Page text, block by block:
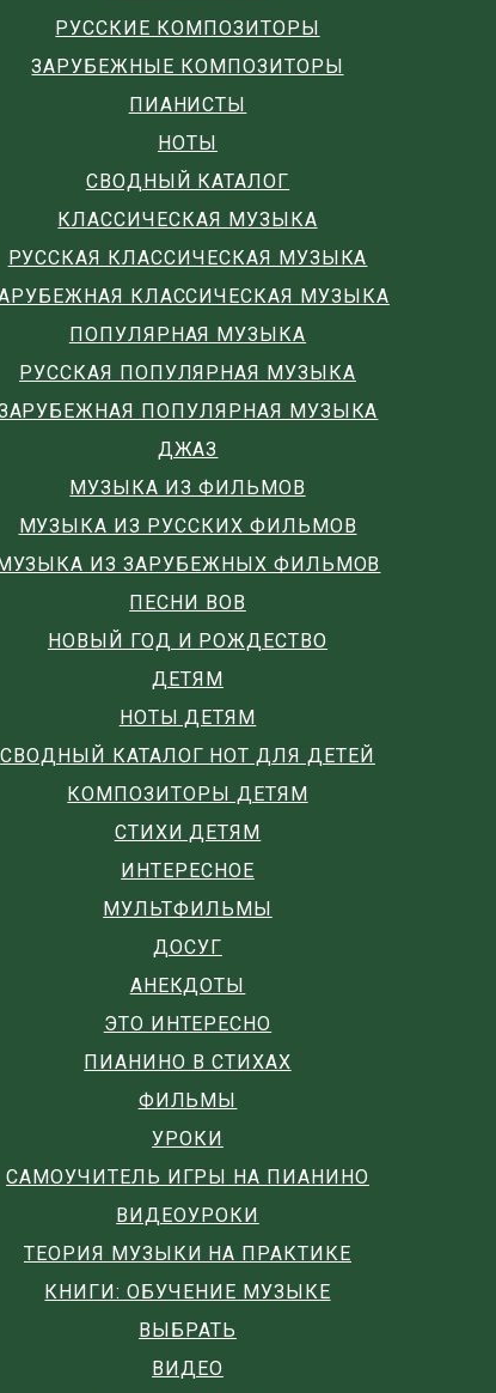
РУССКИЕ КОМПОЗИТОРЫ
ЗАРУБЕЖНЫЕ КОМПОЗИТОРЫ
ПИАНИСТЫ
НОТЫ
СВОДНЫЙ КАТАЛОГ
КЛАССИЧЕСКАЯ МУЗЫКА
РУССКАЯ КЛАССИЧЕСКАЯ МУЗЫКА
КЛАССИЧЕСКАЯ МУЗЫКА
ПОПУЛЯРНАЯ МУЗЫКА
РУССКАЯ ПОПУЛЯРНАЯ МУЗЫКА
ПОПУЛЯРНАЯ МУЗЫКА
ДЖАЗ
МУЗЫКА ИЗ ФИЛЬМОВ
МУЗЫКА ИЗ РУССКИХ ФИЛЬМОВ
ИЗ ЗАРУБЕЖНЫХ ФИЛЬМОВ
ПЕСНИ ВОВ
НОВЫЙ ГОД И РОЖДЕСТВО
ДЕТЯМ
НОТЫ ДЕТЯМ
СВОДНЫЙ КАТАЛОГ НОТ ДЛЯ ДЕТЕЙ
КОМПОЗИТОРЫ ДЕТЯМ
СТИХИ ДЕТЯМ
ИНТЕРЕСНОЕ
МУЛЬТФИЛЬМЫ
ДОСУГ
АНЕКДОТЫ
ЭТО ИНТЕРЕСНО
ПИАНИНО В СТИХАХ
ФИЛЬМЫ
УРОКИ
САМОУЧИТЕЛЬ ИГРЫ НА ПИАНИНО
ВИДЕОУРОКИ
ТЕОРИЯ МУЗЫКИ НА ПРАКТИКЕ
КНИГИ: ОБУЧЕНИЕ МУЗЫКЕ
ВЫБРАТЬ
ВИДЕО